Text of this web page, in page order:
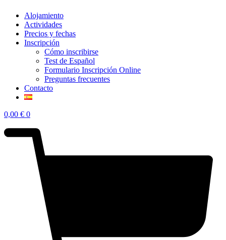
Alojamiento
Actividades
Precios y fechas
Inscripción
Cómo inscribirse
Test de Español
Formulario Inscripción Online
Preguntas frecuentes
Contacto
0,00 € 0